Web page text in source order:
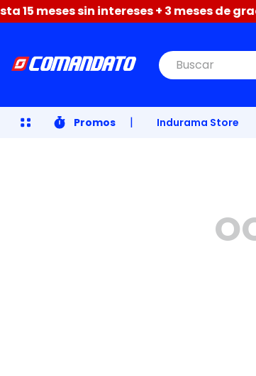
meses sin intereses + 3 meses de
Buscar
Promos | Indurama Store